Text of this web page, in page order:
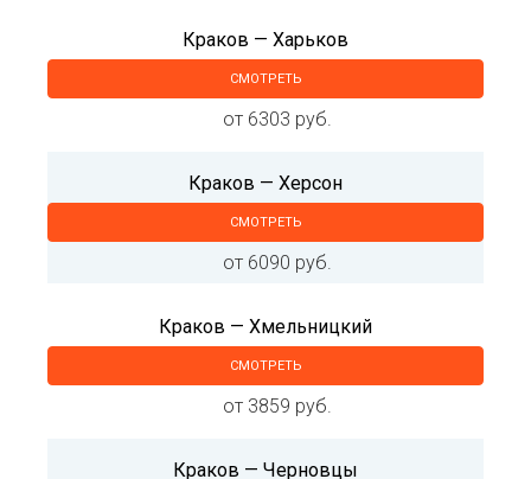
Краков — Харьков
СМОТРЕТЬ
от 6303 руб.
Краков — Херсон
СМОТРЕТЬ
от 6090 руб.
Краков — Хмельницкий
СМОТРЕТЬ
от 3859 руб.
Краков — Черновцы